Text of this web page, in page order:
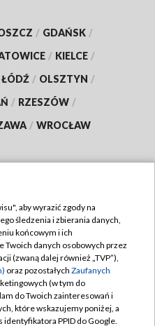
/ GDAŃSK /
/ KIELCE /
ŁÓDŹ / OLSZTYN /
/ RZESZÓW /
/ WROCŁAW
TVP
aby wyrazić zgody na
śledzenia i zbierania danych,
końcowym i ich
Twoich danych osobowych przez
(zwaną dalej również „TVP”),
oraz pozostałych Zaufanych
(w tym do
do Twoich zainteresowań i
które wskazujemy poniżej, a
identyfikatora PPID do Google.